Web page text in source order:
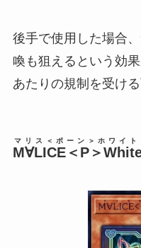
後手で使用した場合
喚も狙えるという効
あたりの規制を受け
M∀LICE＜P＞
マリス＜ポーン＞ホワイト